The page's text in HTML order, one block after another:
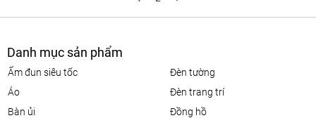
Danh mục sản phẩm
ấm đun siêu tốc
áo
bàn ủi
đèn tường
đèn trang trí
đồng hồ